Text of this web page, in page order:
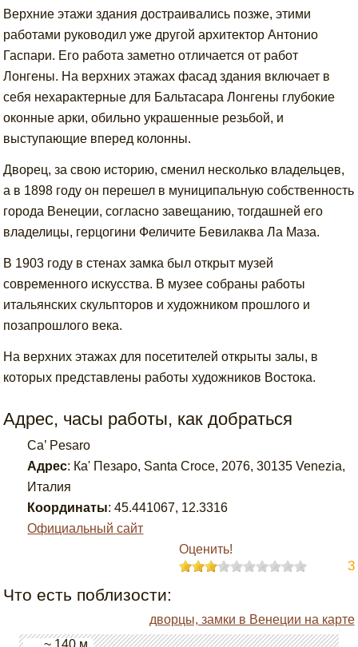
Верхние этажи здания достраивались позже, этими
работами руководил уже другой архитектор Антонио
Гаспари. Его работа заметно отличается от работ
Лонгены. На верхних этажах фасад здания включает в
себя нехарактерные для Бальтасара Лонгены глубокие
оконные арки, обильно украшенные резьбой, и
выступающие вперед колонны.
Дворец, за свою историю, сменил несколько владельцев,
а в 1898 году он перешел в муниципальную собственность
города Венеции, согласно завещанию, тогдашней его
владелицы, герцогини Феличите Бевилаква Ла Маза.
В 1903 году в стенах замка был открыт музей
современного искусства. В музее собраны работы
итальянских скульпторов и художником прошлого и
позапрошлого века.
На верхних этажах для посетителей открыты залы, в
которых представлены работы художников Востока.
Адрес, часы работы, как добраться
Ca’ Pesaro
Адрес: Ка' Пезаро, Santa Croce, 2076, 30135 Venezia,
Италия
Координаты: 45.441067, 12.3316
Официальный сайт
Оценить!
3
Что есть поблизости:
дворцы, замки в Венеции на карте
~ 140 м.